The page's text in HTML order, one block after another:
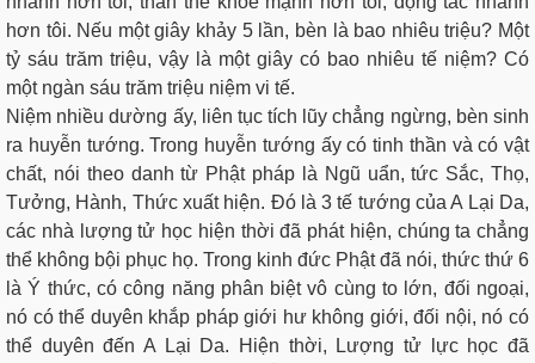
hơn tôi. Nếu một giây khảy 5 lần, bèn là bao nhiêu triệu? Một
tỷ sáu trăm triệu, vậy là một giây có bao nhiêu tế niệm? Có
một ngàn sáu trăm triệu niệm vi tế.
Niệm nhiều dường ấy, liên tục tích lũy chẳng ngừng, bèn sinh
ra huyễn tướng. Trong huyễn tướng ấy có tinh thần và có vật
chất, nói theo danh từ Phật pháp là Ngũ uẩn, tức Sắc, Thọ,
Tưởng, Hành, Thức xuất hiện. Đó là 3 tế tướng của A Lại Da,
các nhà lượng tử học hiện thời đã phát hiện, chúng ta chẳng
thể không bội phục họ. Trong kinh đức Phật đã nói, thức thứ 6
là Ý thức, có công năng phân biệt vô cùng to lớn, đối ngoại,
nó có thể duyên khắp pháp giới hư không giới, đối nội, nó có
thể duyên đến A Lại Da. Hiện thời, Lượng tử lực học đã